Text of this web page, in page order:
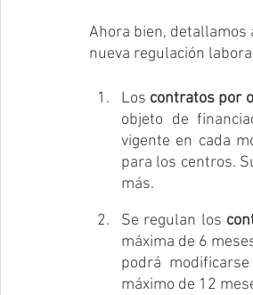
Ahora bien, detallamos
nueva regulación
Los contratos por
objeto  de
vigente en cada
para los centros.
más.
Se regulan los
máxima de 6
podrá
máximo de 12